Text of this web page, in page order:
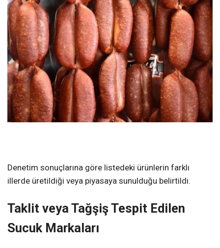
Denetim sonuçlarına göre listedeki ürünlerin farklı
illerde üretildiği veya piyasaya sunulduğu belirtildi.
Taklit veya Tağşiş Tespit Edilen
Sucuk Markaları